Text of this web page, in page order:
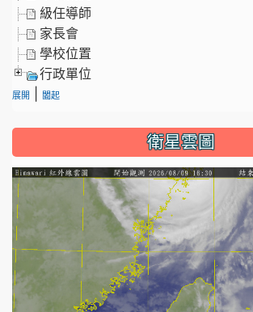
級任導師
家長會
學校位置
行政單位
展開 闔起
衛星雲圖